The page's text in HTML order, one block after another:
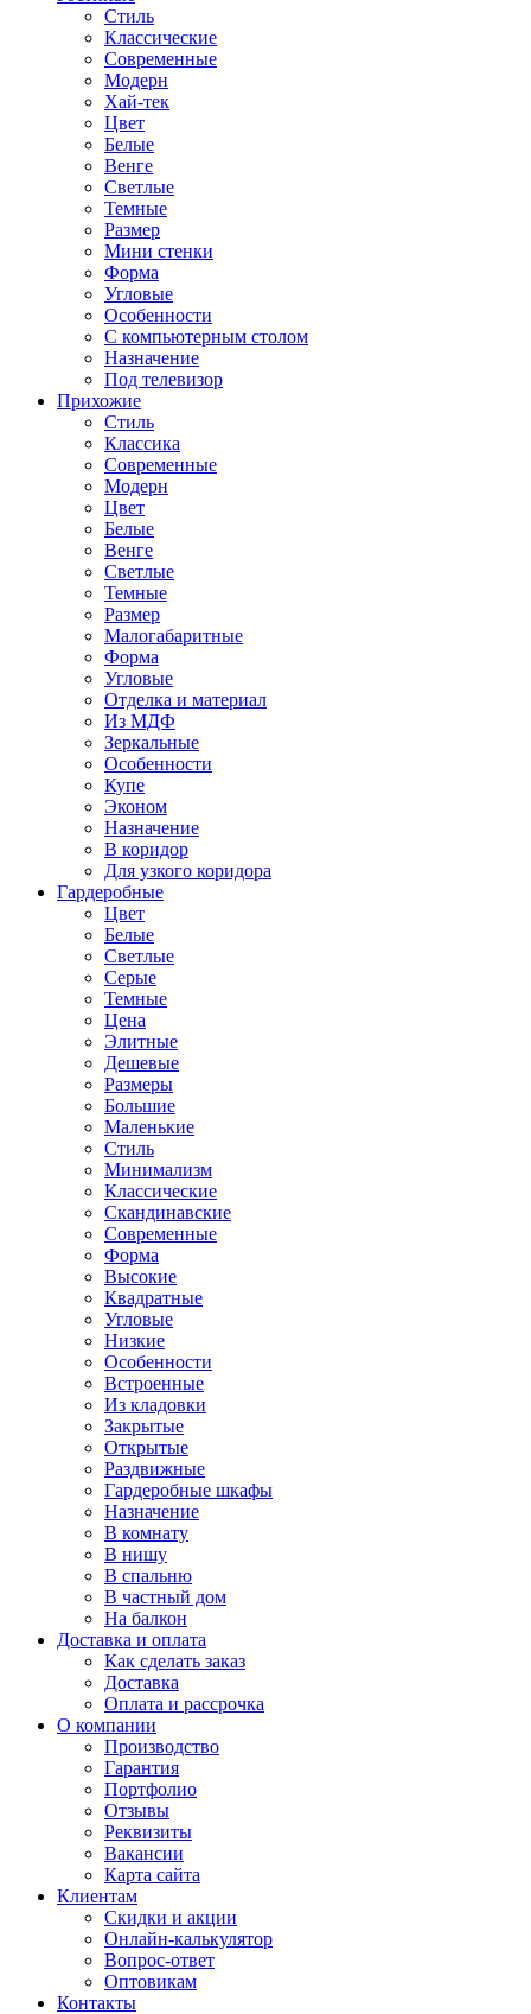
Стиль
Классические
Современные
Модерн
Хай-тек
Цвет
Белые
Венге
Светлые
Темные
Размер
Мини стенки
Форма
Угловые
Особенности
С компьютерным столом
Назначение
Под телевизор
Прихожие
Стиль
Классика
Современные
Модерн
Цвет
Белые
Венге
Светлые
Темные
Размер
Малогабаритные
Форма
Угловые
Отделка и материал
Из МДФ
Зеркальные
Особенности
Купе
Эконом
Назначение
В коридор
Для узкого коридора
Гардеробные
Цвет
Белые
Светлые
Серые
Темные
Цена
Элитные
Дешевые
Размеры
Большие
Маленькие
Стиль
Минимализм
Классические
Скандинавские
Современные
Форма
Высокие
Квадратные
Угловые
Низкие
Особенности
Встроенные
Из кладовки
Закрытые
Открытые
Раздвижные
Гардеробные шкафы
Назначение
В комнату
В нишу
В спальню
В частный дом
На балкон
Доставка и оплата
Как сделать заказ
Доставка
Оплата и рассрочка
О компании
Производство
Гарантия
Портфолио
Отзывы
Реквизиты
Вакансии
Карта сайта
Клиентам
Скидки и акции
Онлайн-калькулятор
Вопрос-ответ
Оптовикам
Контакты